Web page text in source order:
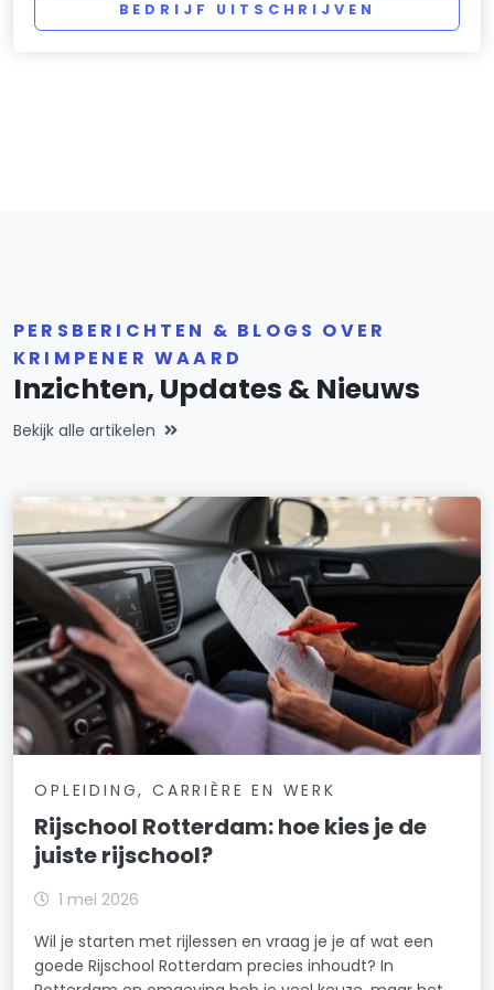
BEDRIJF UITSCHRIJVEN
PERSBERICHTEN & BLOGS OVER
KRIMPENER WAARD
Inzichten, Updates & Nieuws
Bekijk alle artikelen
OPLEIDING, CARRIÈRE EN WERK
Rijschool Rotterdam: hoe kies je de
juiste rijschool?
1 mei 2026
Wil je starten met rijlessen en vraag je je af wat een
goede Rijschool Rotterdam precies inhoudt? In